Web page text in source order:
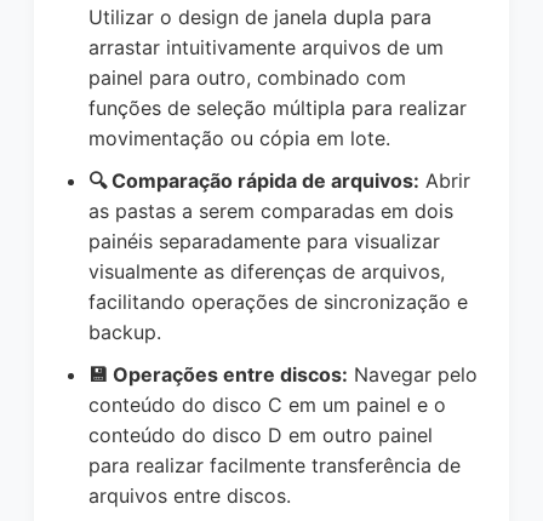
Utilizar o design de janela dupla para
arrastar intuitivamente arquivos de um
painel para outro, combinado com
funções de seleção múltipla para realizar
movimentação ou cópia em lote.
🔍 Comparação rápida de arquivos: Abrir
as pastas a serem comparadas em dois
painéis separadamente para visualizar
visualmente as diferenças de arquivos,
facilitando operações de sincronização e
backup.
💾 Operações entre discos: Navegar pelo
conteúdo do disco C em um painel e o
conteúdo do disco D em outro painel
para realizar facilmente transferência de
arquivos entre discos.